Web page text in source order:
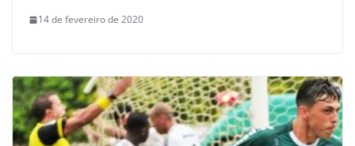
14 de fevereiro de 2020